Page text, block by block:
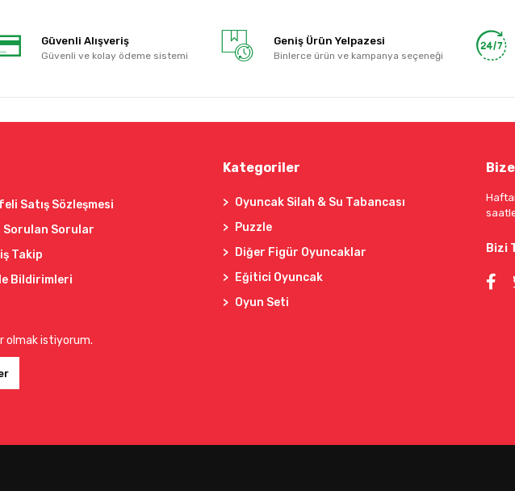
Güvenli Alışveriş
Güvenli ve kolay ödeme sistemi
Geniş Ürün Yelpazesi
Binlerce ürün ve kampanya seçeneği
Satış Sözleşmesi
Sorulan Sorular
Takip
Bildirimleri
olmak istiyorum.
Kategoriler
Oyuncak Silah & Su Tabancası
Puzzle
Diğer Figür Oyuncaklar
Eğitici Oyuncak
Oyun Seti
Bizi